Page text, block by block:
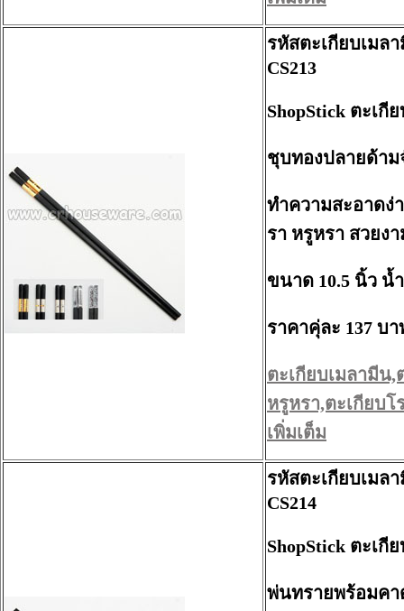
รหัสตะเกียบเมล
CS213
ShopStick ตะเกี
ชุบทองปลายด้าม
ทำความสะอาดง่
รา หรูหรา สวยง
ขนาด 10.5 นิ้ว น้
ราคาคุ่ละ 137 บา
ตะเกียบเมลามีน,
หรูหรา,ตะเกียบโ
เพิ่มเต็ม
รหัสตะเกียบเมล
CS214
ShopStick ตะเกี
พ่นทรายพร้อมคา